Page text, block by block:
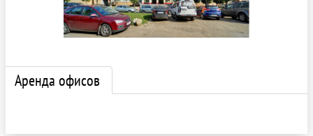
Аренда офисов